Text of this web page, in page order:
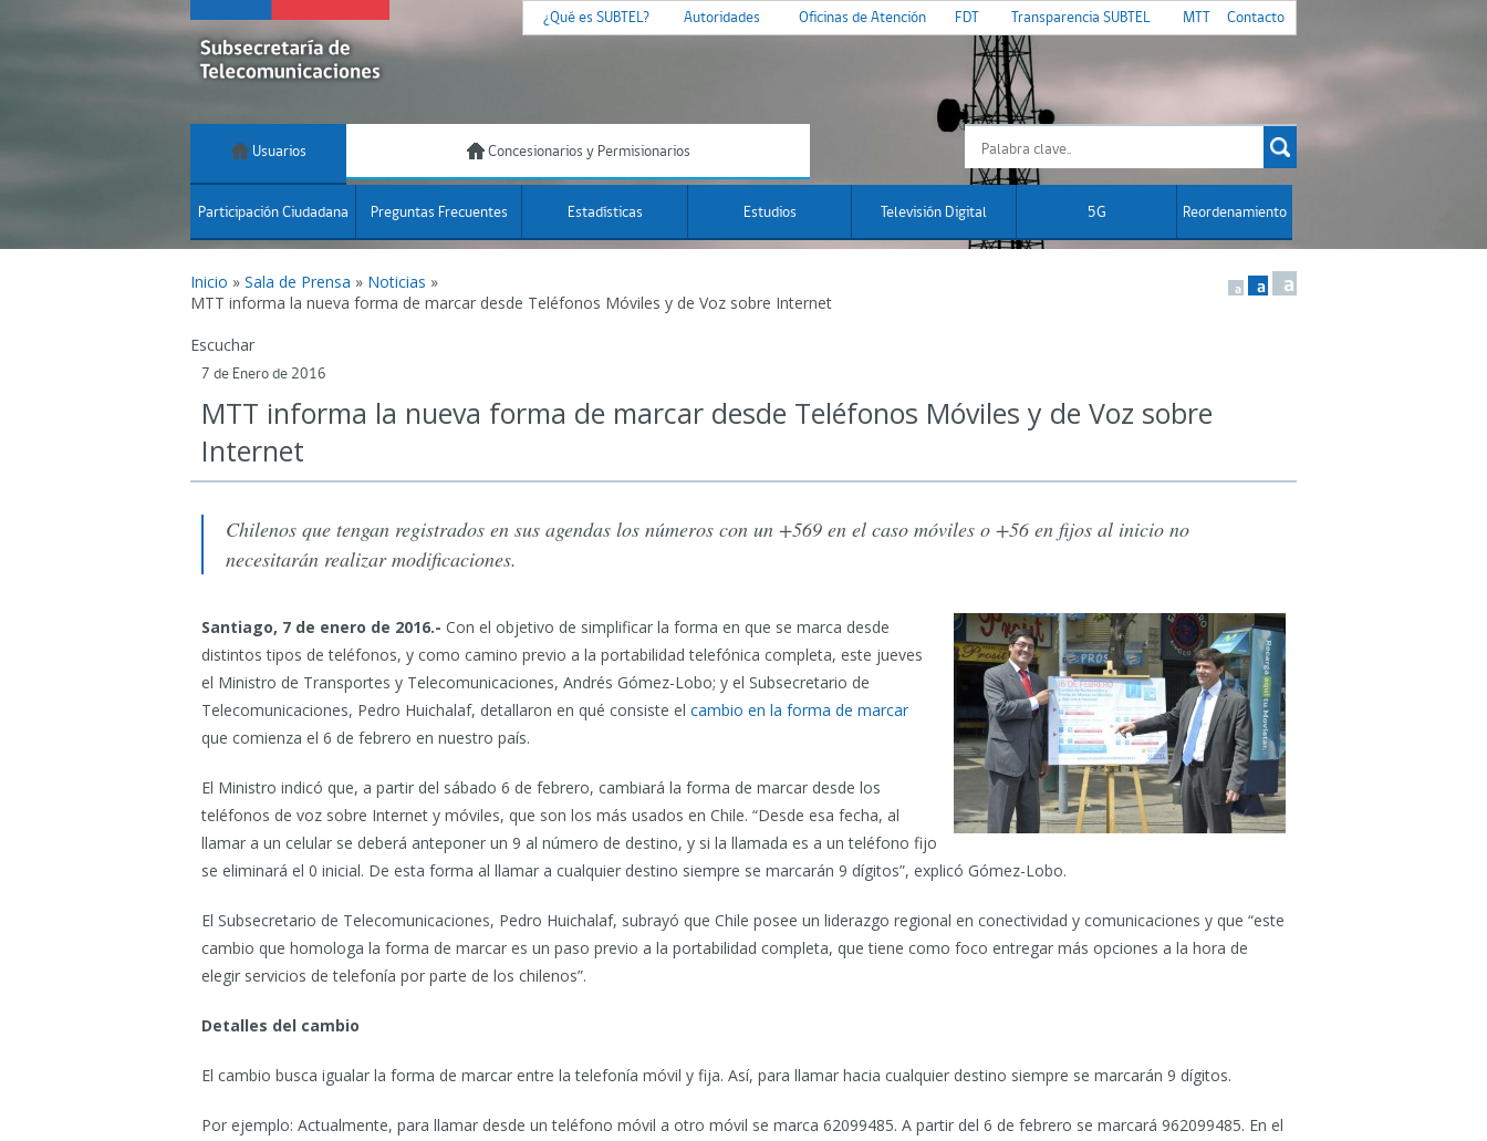
¿Qué es SUBTEL? Autoridades Oficinas de Atención FDT Transparencia SUBTEL MTT Contacto
Usuarios Concesionarios y Permisionarios
Participación Ciudadana Preguntas Frecuentes Estadísticas Estudios Televisión Digital 5G Reordenamiento
Inicio » Sala de Prensa » Noticias »
MTT informa la nueva forma de marcar desde Teléfonos Móviles y de Voz sobre Internet
a a a
Escuchar
7 de Enero de 2016
MTT informa la nueva forma de marcar desde Teléfonos Móviles y de Voz sobre
Internet
Chilenos que tengan registrados en sus agendas los números con un +569 en el caso móviles o +56 en fijos al inicio no
necesitarán realizar modificaciones.
Santiago, 7 de enero de 2016.- Con el objetivo de simplificar la forma en que se marca desde
distintos tipos de teléfonos, y como camino previo a la portabilidad telefónica completa, este jueves
el Ministro de Transportes y Telecomunicaciones, Andrés Gómez-Lobo; y el Subsecretario de
Telecomunicaciones, Pedro Huichalaf, detallaron en qué consiste el cambio en la forma de marcar
que comienza el 6 de febrero en nuestro país.
El Ministro indicó que, a partir del sábado 6 de febrero, cambiará la forma de marcar desde los
teléfonos de voz sobre Internet y móviles, que son los más usados en Chile. “Desde esa fecha, al
llamar a un celular se deberá anteponer un 9 al número de destino, y si la llamada es a un teléfono fijo
se eliminará el 0 inicial. De esta forma al llamar a cualquier destino siempre se marcarán 9 dígitos”, explicó Gómez-Lobo.
El Subsecretario de Telecomunicaciones, Pedro Huichalaf, subrayó que Chile posee un liderazgo regional en conectividad y comunicaciones y que “este
cambio que homologa la forma de marcar es un paso previo a la portabilidad completa, que tiene como foco entregar más opciones a la hora de
elegir servicios de telefonía por parte de los chilenos”.
Detalles del cambio
El cambio busca igualar la forma de marcar entre la telefonía móvil y fija. Así, para llamar hacia cualquier destino siempre se marcarán 9 dígitos.
Por ejemplo: Actualmente, para llamar desde un teléfono móvil a otro móvil se marca 62099485. A partir del 6 de febrero se marcará 962099485. En el